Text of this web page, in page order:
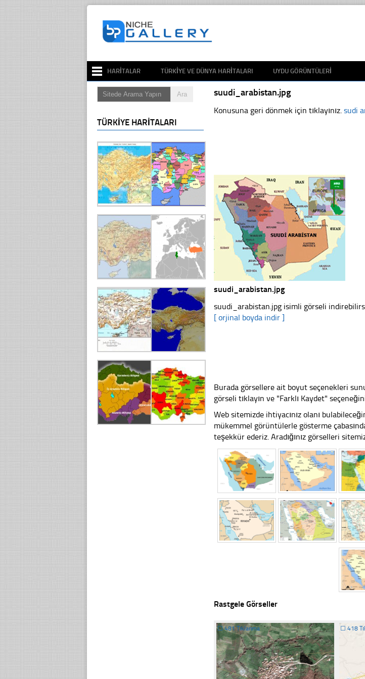
HARITALAR TÜRKIYE VE DÜNYA HARITALARI UYDU GÖRÜNTÜLERI
suudi_arabistan.jpg
Konusuna geri dönmek için tıklayınız.sudi
suudi_arabistan.jpg
suudi_arabistan.jpg isimli görseli
[ orjinal boyda indir ]
Burada görsellere ait boyut seçenekleri
görseli tıklayın ve "Farklı Kaydet"
Web sitemizde ihtiyacınız olanı
mükemmel görüntülerle gösterme
teşekkür ederiz. Aradığınız görselleri
Rastgele Görseller
☐481 Tıklanma ☐ 418
TÜRKIYE HARITALARI